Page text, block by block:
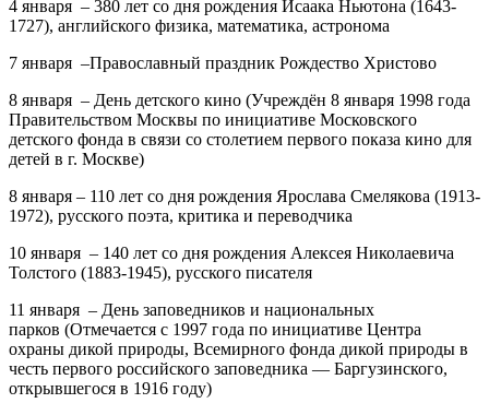
4 января – 380 лет со дня рождения Исаака Ньютона (1643-
1727), английского физика, математика, астронома
7 января –Православный праздник Рождество Христово
8 января – День детского кино (Учреждён 8 января 1998 года
Правительством Москвы по инициативе Московского
детского фонда в связи со столетием первого показа кино для
детей в г. Москве)
8 января – 110 лет со дня рождения Ярослава Смелякова (1913-
1972), русского поэта, критика и переводчика
10 января – 140 лет со дня рождения Алексея Николаевича
Толстого (1883-1945), русского писателя
11 января – День заповедников и национальных
парков (Отмечается с 1997 года по инициативе Центра
охраны дикой природы, Всемирного фонда дикой природы в
честь первого российского заповедника — Баргузинского,
открывшегося в 1916 году)